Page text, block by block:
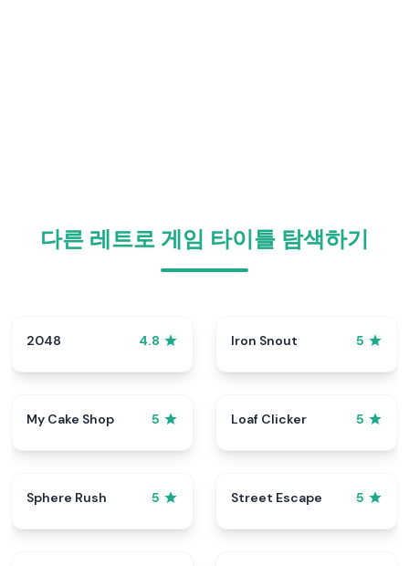
다른 레트로 게임 타이틀 탐색하기
2048 4.8 Iron Snout 5
My Cake Shop 5 Loaf Clicker 5
Sphere Rush 5 Street Escape 5